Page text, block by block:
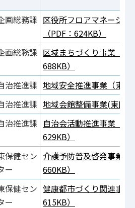
画総務課 区役所フロアマネージ
（PDF：624KB）
画総務課 区域まちづくり事業（東
688KB）
治推進課 地域安全推進事業（東区
治推進課 地域会館整備事業(東区
治推進課 自治会活動推進事業（東
629KB）
保健セン
ー
介護予防普及啓発事業（
660KB）
保健セン
ー
健康都市づくり関連事業
615KB）